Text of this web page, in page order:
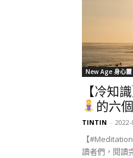
New Age 身心靈
【冷知
的六
TINTIN -
【#Meditation
讀者們，閱讀